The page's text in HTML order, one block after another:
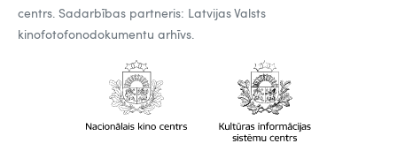
centrs. Sadarbības partneris: Latvijas Valsts
kinofotofonodokumentu arhīvs.